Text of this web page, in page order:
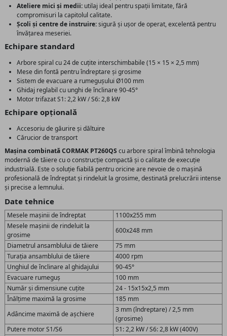
Ateliere mici și medii: utilaj ideal pentru spații limitate, fără
compromisuri la capitolul calitate.
Școli și centre de instruire:sigură și ușor de operat, excelentă pentru
învățarea meseriei.
Echipare standard
Arbore spiral cu 24 de cuțite interschimbabile (15 × 15 × 2,5 mm)
Mese din fontă pentru îndreptare și grosime
Sistem de evacuare a rumegușului Ø100 mm
Ghidaj reglabil cu unghi de înclinare 90-45°
Motor trifazat S1: 2,2 kW / S6: 2,8 kW
Echipare opțională
Accesoriu de găurire și dăltuire
Cărucior de transport
Mașina combinată CORMAK PT260QS cu arbore spiral îmbină tehnologia
modernă de tăiere cu o construcție compactă și o calitate de execuție
industrială. Este o soluție fiabilă pentru oricine are nevoie de o mașină
profesională de îndreptat și rindeluit la grosime, destinată prelucrării intense
și precise a lemnului.
Date tehnice
Mesele mașinii de îndreptat
1100x255 mm
Mesele mașinii de rindeluit la
grosime
600x248 mm
Diametrul ansamblului de tăiere
75 mm
Turația ansamblului de tăiere
4000 rpm
Unghiul de înclinare al ghidajului
90-45°
Evacuare rumeguș
100 mm
Număr și dimensiune cuțite
24 - 15x15x2,5 mm
Înălțime maximă la grosime
185 mm
Adâncime maximă de așchiere
3 mm (îndreptare) / 2,5 mm
(grosime)
Putere motor S1/S6
S1: 2,2 kW / S6: 2,8 kW (400V)